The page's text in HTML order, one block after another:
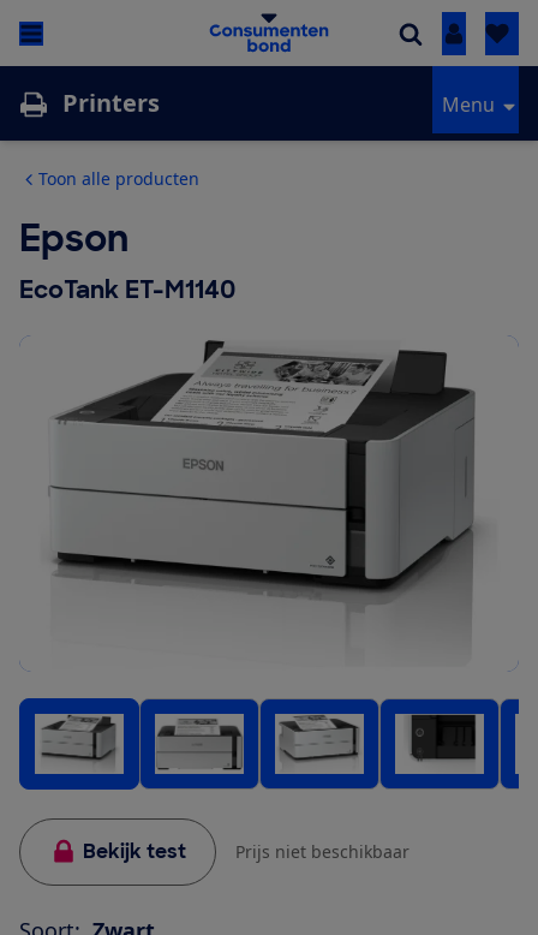
Inloggen
Printers Menu
Toon alle producten
Epson
EcoTank ET-M1140
Bekijk test Prijs niet beschikbaar